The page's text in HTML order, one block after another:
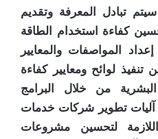
تبادل المعرفة وتقديم
كفاءة استخدام الطاقة
المواصفات والمعايير
تنفيذ لوائح ومعايير كفاءة
البشرية من خلال البرامج
آليات تطوير شركات خدمات
اللازمة لتحسين مشروعات